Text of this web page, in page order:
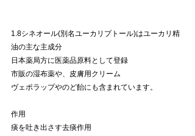
1.8シネオール(別名ユーカリプトール)はユーカリ精
油の主な主成分
日本薬局方に医薬品原料として登録
市販の湿布薬や、皮膚用クリーム
ヴェポラップやのど飴にも含まれています。
作用
痰を吐き出さす去痰作用